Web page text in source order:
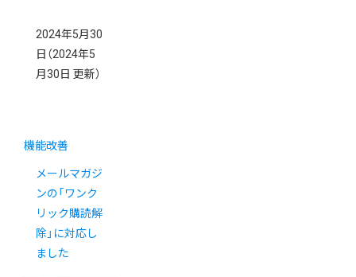
2024年5月30
日 （2024年5
月30日 更新）
機能改善
メールマガジ
ンの「ワンク
リック購読解
除」に対応し
ました